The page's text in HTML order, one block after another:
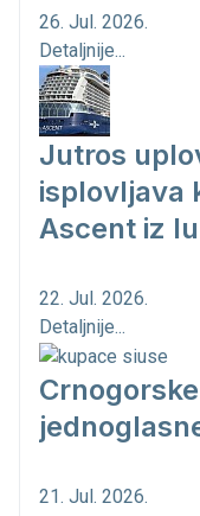
26. Jul. 2026.
Detaljnije...
Jutros
isplovljava
Ascent iz
22. Jul. 2026.
Detaljnije...
21. Jul. 2026.